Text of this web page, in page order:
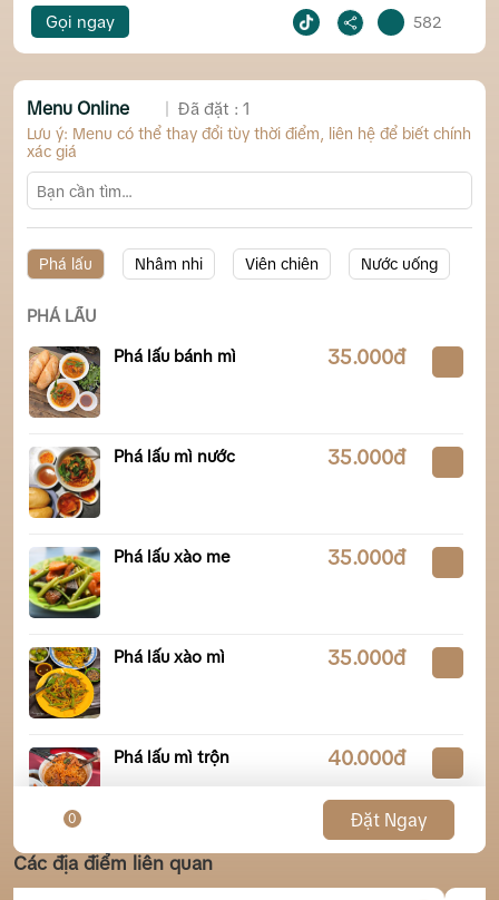
Gọi ngay 582
Menu Online Đã đặt : 1
Lưu ý: Menu có thể thay đổi tùy thời điểm, liên hệ để biết chính
xác giá
Phá lấu Nhâm nhi Viên chiên Nước uống
PHÁ LẤU
Phá lấu bánh mì 35.000đ
Phá lấu mì nước 35.000đ
Phá lấu xào me 35.000đ
Phá lấu xào mì 35.000đ
Phá lấu mì trộn 40.000đ
Phá lấu mì trộn 2 gói 50.000đ
0 Đặt Ngay
Các địa điểm liên quan